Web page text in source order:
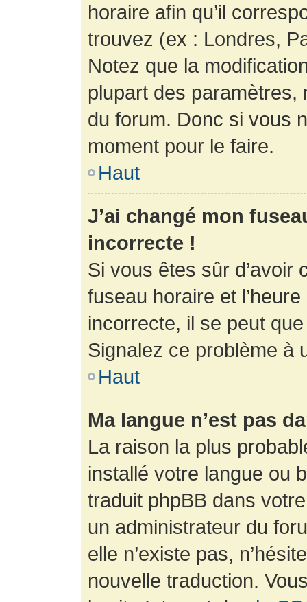
horaire afin qu’il
trouvez (ex : Londres,
Notez que la
plupart des paramètres,
du forum. Donc si vous
moment pour le faire.
Haut
J’ai changé mon
incorrecte !
Si vous êtes sûr d’avoir
fuseau horaire et
incorrecte, il se peut
Signalez ce problème à
Haut
Ma langue n’est pas
La raison la plus
installé votre langue ou
traduit phpBB dans
un administrateur du
elle n’existe pas,
nouvelle traduction.